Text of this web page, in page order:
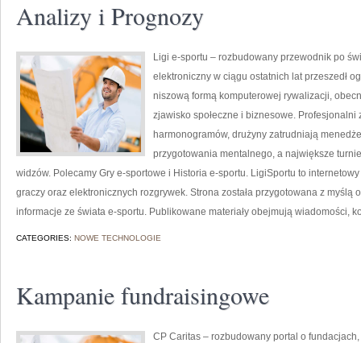
Analizy i Prognozy
Ligi e-sportu – rozbudowany przewodnik po
elektroniczny w ciągu ostatnich lat przeszedł
niszową formą komputerowej rywalizacji,
zjawisko społeczne i biznesowe. Profesjonalni
harmonogramów, drużyny zatrudniają
przygotowania mentalnego, a największe
widzów. Polecamy Gry e-sportowe i Historia e-sportu. LigiSportu to
graczy oraz elektronicznych rozgrywek. Strona została przygotowana z
informacje ze świata e-sportu. Publikowane materiały obejmują wiadomości,
CATEGORIES: NOWE TECHNOLOGIE
Kampanie fundraisingowe
CP Caritas – rozbudowany portal o